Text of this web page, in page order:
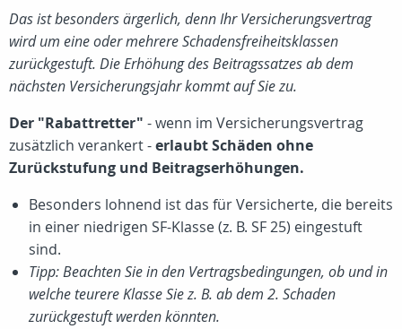
Das ist besonders ärgerlich, denn Ihr Versicherungsvertrag
wird um eine oder mehrere Schadensfreiheitsklassen
zurückgestuft. Die Erhöhung des Beitragssatzes ab dem
nächsten Versicherungsjahr kommt auf Sie zu.
Der "Rabattretter" - wenn im Versicherungsvertrag
zusätzlich verankert -erlaubt Schäden ohne
Zurückstufung und Beitragserhöhungen.
Besonders lohnend ist das für Versicherte, die bereits
in einer niedrigen SF-Klasse (z. B. SF 25) eingestuft
sind.
Tipp: Beachten Sie in den Vertragsbedingungen, ob und in
welche teurere Klasse Sie z. B. ab dem 2. Schaden
zurückgestuft werden könnten.